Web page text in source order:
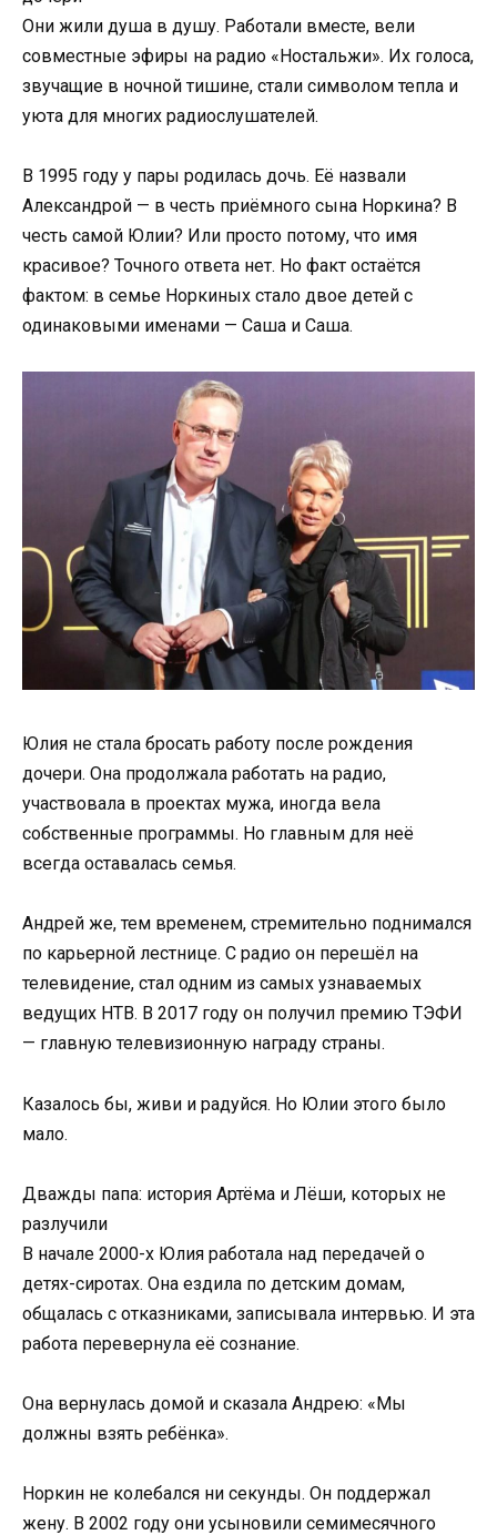
Они жили душа в душу. Работали вместе, вели
совместные эфиры на радио «Ностальжи». Их голоса,
звучащие в ночной тишине, стали символом тепла и
уюта для многих радиослушателей.
В 1995 году у пары родилась дочь. Её назвали
Александрой — в честь приёмного сына Норкина? В
честь самой Юлии? Или просто потому, что имя
красивое? Точного ответа нет. Но факт остаётся
фактом: в семье Норкиных стало двое детей с
одинаковыми именами — Саша и Саша.
Юлия не стала бросать работу после рождения
дочери. Она продолжала работать на радио,
участвовала в проектах мужа, иногда вела
собственные программы. Но главным для неё
всегда оставалась семья.
Андрей же, тем временем, стремительно поднимался
по карьерной лестнице. С радио он перешёл на
телевидение, стал одним из самых узнаваемых
ведущих НТВ. В 2017 году он получил премию ТЭФИ
— главную телевизионную награду страны.
Казалось бы, живи и радуйся. Но Юлии этого было
мало.
Дважды папа: история Артёма и Лёши, которых не
разлучили
В начале 2000-х Юлия работала над передачей о
детях-сиротах. Она ездила по детским домам,
общалась с отказниками, записывала интервью. И эта
работа перевернула её сознание.
Она вернулась домой и сказала Андрею: «Мы
должны взять ребёнка».
Норкин не колебался ни секунды. Он поддержал
жену. В 2002 году они усыновили семимесячного